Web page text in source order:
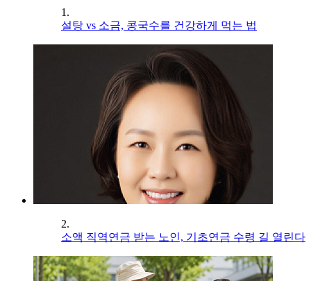
1.
설탕 vs 소금, 콩국수를 건강하게 먹는 법
2.
소액 직역연금 받는 노인, 기초연금 수령 길 열린다